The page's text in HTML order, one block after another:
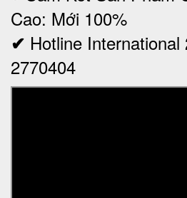
Cao: Mới 100%
✔ Hotline International
2770404